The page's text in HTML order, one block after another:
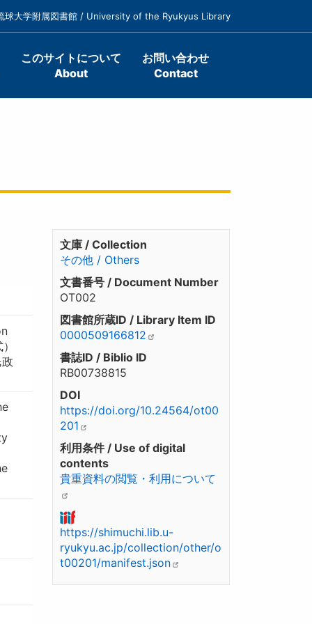
球大学附属図書館 / University of the Ryukyus Library
このサイトについて
About
お問い合わせ
Contact
文庫 / Collection
その他 / Others
文書番号 / Document Number
OT002
図書館所蔵ID / Library Item ID
0000509166812
書誌ID / Biblio ID
RB00738815
DOI
https://doi.org/10.24564/ot00
201
利用条件 / Use of digital
contents
貴重資料の閲覧・利用について
https://shimuchi.lib.u-
ryukyu.ac.jp/collection/other/o
t00201/manifest.json